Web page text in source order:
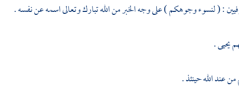
: ( لنسوء وجوهكم ) على وجه الخبر من الله تبارك وتعالى اسمه عن نفسه .
يحيى.
عند الله حينئذ .